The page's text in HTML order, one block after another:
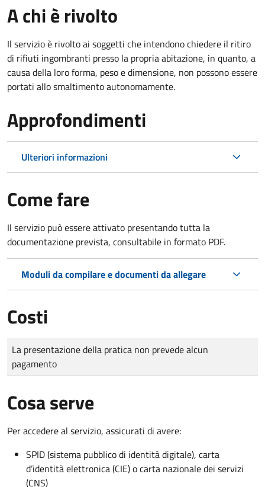
A chi è rivolto
Il servizio è rivolto ai soggetti che intendono chiedere il ritiro
di rifiuti ingombranti presso la propria abitazione, in quanto, a
causa della loro forma, peso e dimensione, non possono essere
portati allo smaltimento autonomamente.
Approfondimenti
Ulteriori informazioni
Come fare
Il servizio può essere attivato presentando tutta la
documentazione prevista, consultabile in formato PDF.
Moduli da compilare e documenti da allegare
Costi
Tipo di pagamento
Importo
La presentazione della pratica non prevede alcun
pagamento
Cosa serve
Per accedere al servizio, assicurati di avere:
SPID (sistema pubblico di identità digitale), carta
d’identità elettronica (CIE) o carta nazionale dei servizi
(CNS)